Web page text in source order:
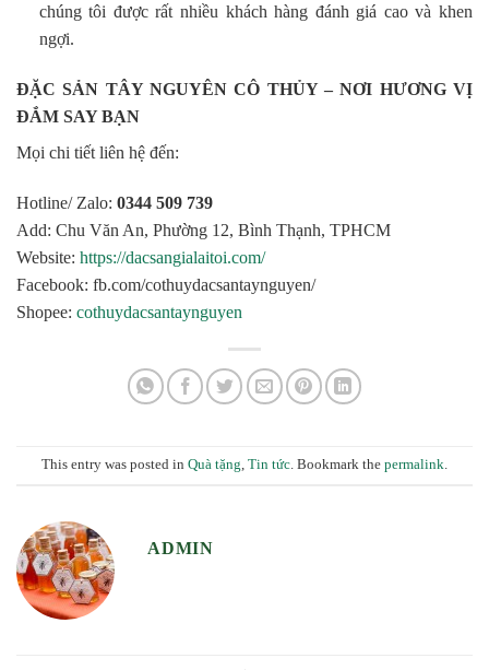
chúng tôi được rất nhiều khách hàng đánh giá cao và khen
ngợi.
ĐẶC SẢN TÂY NGUYÊN CÔ THỦY – NƠI HƯƠNG VỊ
ĐẮM SAY BẠN
Mọi chi tiết liên hệ đến:
Hotline/ Zalo: 0344 509 739
Add: Chu Văn An, Phường 12, Bình Thạnh, TPHCM
Website: https://dacsangialaitoi.com/
Facebook: fb.com/cothuydacsantaynguyen/
Shopee: cothuydacsantaynguyen
This entry was posted in Quà tặng, Tin tức. Bookmark the permalink.
ADMIN